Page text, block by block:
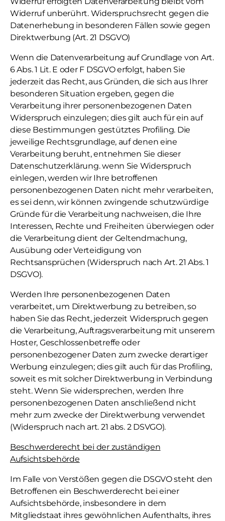
Widerruf unberührt. Widerspruchsrecht gegen die
Datenerhebung in besonderen Fällen sowie gegen
Direktwerbung (Art. 21 DSGVO)
Wenn die Datenverarbeitung auf Grundlage von Art.
6 Abs. 1 Lit. E oder F DSGVO erfolgt, haben Sie
jederzeit das Recht, aus Gründen, die sich aus Ihrer
besonderen Situation ergeben, gegen die
Verarbeitung ihrer personenbezogenen Daten
Widerspruch einzulegen; dies gilt auch für ein auf
diese Bestimmungen gestütztes Profiling. Die
jeweilige Rechtsgrundlage, auf denen eine
Verarbeitung beruht, entnehmen Sie dieser
Datenschutzerklärung. wenn Sie Widerspruch
einlegen, werden wir Ihre betroffenen
personenbezogenen Daten nicht mehr verarbeiten,
es sei denn, wir können zwingende schutzwürdige
Gründe für die Verarbeitung nachweisen, die Ihre
Interessen, Rechte und Freiheiten überwiegen oder
die Verarbeitung dient der Geltendmachung,
Ausübung oder Verteidigung von
Rechtsansprüchen (Widerspruch nach Art. 21 Abs. 1
DSGVO).
Werden Ihre personenbezogenen Daten
verarbeitet, um Direktwerbung zu betreiben, so
haben Sie das Recht, jederzeit Widerspruch gegen
die Verarbeitung, Auftragsverarbeitung mit unserem
Hoster, Geschlossenbetreffe oder
personenbezogener Daten zum zwecke derartiger
Werbung einzulegen; dies gilt auch für das Profiling,
soweit es mit solcher Direktwerbung in Verbindung
steht. Wenn Sie widersprechen, werden Ihre
personenbezogenen Daten anschließend nicht
mehr zum zwecke der Direktwerbung verwendet
(Widerspruch nach art. 21 abs. 2 DSVGO).
Beschwerderecht bei der zuständigen
Aufsichtsbehörde
Im Falle von Verstößen gegen die DSGVO steht den
Betroffenen ein Beschwerderecht bei einer
Aufsichtsbehörde, insbesondere in dem
Mitgliedstaat ihres gewöhnlichen Aufenthalts, ihres